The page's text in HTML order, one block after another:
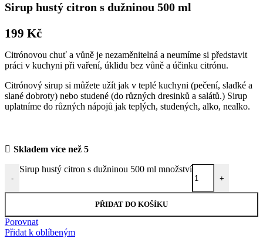
Sirup hustý citron s dužninou 500 ml
199 Kč
Citrónovou chuť a vůně je nezaměnitelná a neumíme si představit
práci v kuchyni při vaření, úklidu bez vůně a účinku citrónu.
Citrónový sirup si můžete užít jak v teplé kuchyni (pečení, sladké a
slané dobroty) nebo studené (do různých dresinků a salátů.) Sirup
uplatníme do různých nápojů jak teplých, studených, alko, nealko.
Skladem více než 5
-
Sirup hustý citron s dužninou 500 ml množství
+
PŘIDAT DO KOŠÍKU
Porovnat
Přidat k oblíbeným